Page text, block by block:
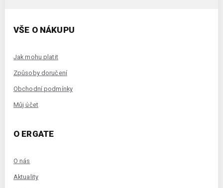
VŠE O NÁKUPU
Jak mohu platit
Způsoby doručení
Obchodní podmínky
Můj účet
O ERGATE
O nás
Aktuality